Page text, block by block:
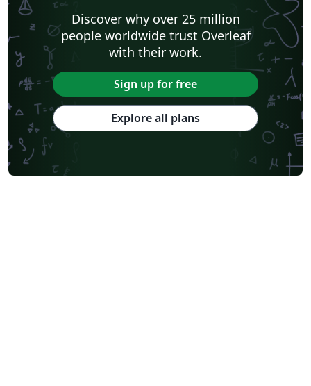
Discover why over 25 million
people worldwide trust Overleaf
with their work.
Sign up for free
Explore all plans